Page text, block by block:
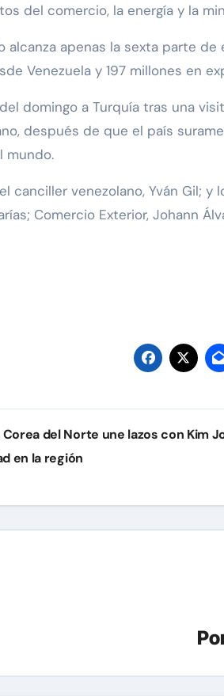
del comercio, la energía y la
apenas la sexta parte
Venezuela y 197 millones en
domingo a Turquía tras una
después de que el país
mundo.
canciller venezolano, Yván Gil;
Comercio Exterior, Johann
del Norte une lazos con Kim
en la región